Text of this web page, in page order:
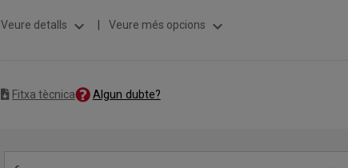
Veure detalls expand_more Veure més opcions expand_more
Fitxa tècnica Algun dubte?